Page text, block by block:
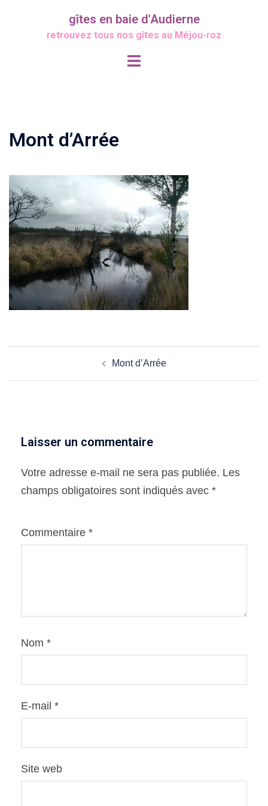
gîtes en baie d'Audierne
retrouvez tous nos gîtes au Méjou-roz
Ouvrir/fermer
Mont d’Arrée
Mont d’Arrée
Laisser un commentaire
Votre adresse e-mail ne sera pas publiée. Les
champs obligatoires sont indiqués avec *
Commentaire *
Nom *
E-mail *
Site web